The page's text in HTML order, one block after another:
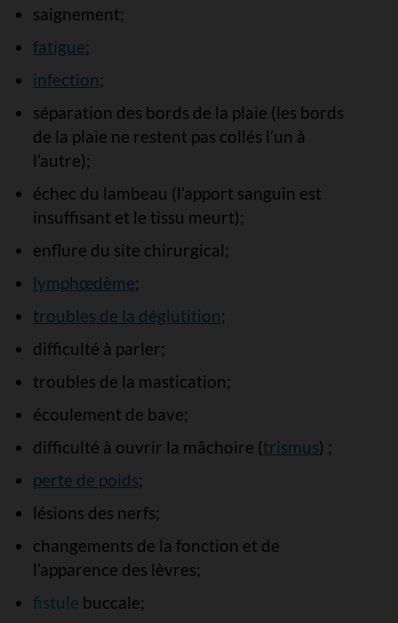
saignement;
fatigue;
infection;
séparation des bords de la plaie (les bords
de la plaie ne restent pas collés l’un à
l’autre);
échec du lambeau (l’apport sanguin est
insuffisant et le tissu meurt);
enflure du site chirurgical;
lymphœdème;
troubles de la déglutition;
difficulté à parler;
troubles de la mastication;
écoulement de bave;
difficulté à ouvrir la mâchoire (trismus) ;
perte de poids;
lésions des nerfs;
changements de la fonction et de
l’apparence des lèvres;
fistule buccale;